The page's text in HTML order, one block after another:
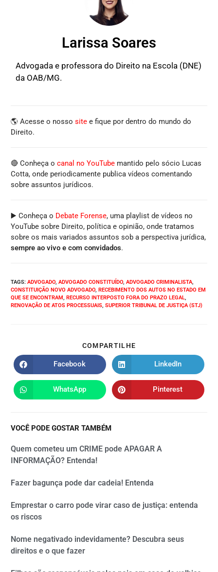
Larissa Soares
Advogada e professora do Direito na Escola (DNE)
da OAB/MG.
🌎 Acesse o nossosite e fique por dentro do mundo do
Direito.
🔴 Conheça ocanal no YouTube mantido pelo sócio Lucas
Cotta, onde periodicamente publica vídeos comentando
sobre assuntos jurídicos.
▶️ Conheça o Debate Forense, uma playlist de vídeos no
YouTube sobre Direito, política e opinião, onde tratamos
sobre os mais variados assuntos sob a perspectiva jurídica,
sempre ao vivo e com convidados.
TAGS:ADVOGADO, ADVOGADO CONSTITUÍDO, ADVOGADO CRIMINALISTA,
CONSTITUIÇÃO NOVO ADVOGADO, RECEBIMENTO DOS AUTOS NO ESTADO EM
QUE SE ENCONTRAM, RECURSO INTERPOSTO FORA DO PRAZO LEGAL,
RENOVAÇÃO DE ATOS PROCESSUAIS, SUPERIOR TRIBUNAL DE JUSTIÇA (STJ)
COMPARTILHE
Facebook LinkedIn
WhatsApp Pinterest
VOCÊ PODE GOSTAR TAMBÉM
Quem cometeu um CRIME pode APAGAR A
INFORMAÇÃO? Entenda!
Fazer bagunça pode dar cadeia! Entenda
Emprestar o carro pode virar caso de justiça: entenda
os riscos
Nome negativado indevidamente? Descubra seus
direitos e o que fazer